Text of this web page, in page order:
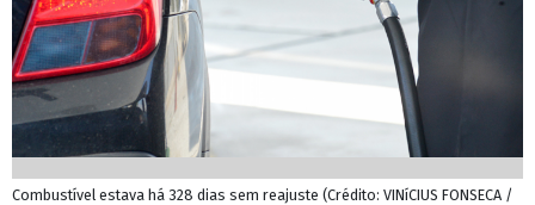
Combustível estava há 328 dias sem reajuste (Crédito: VINíCIUS FONSECA /